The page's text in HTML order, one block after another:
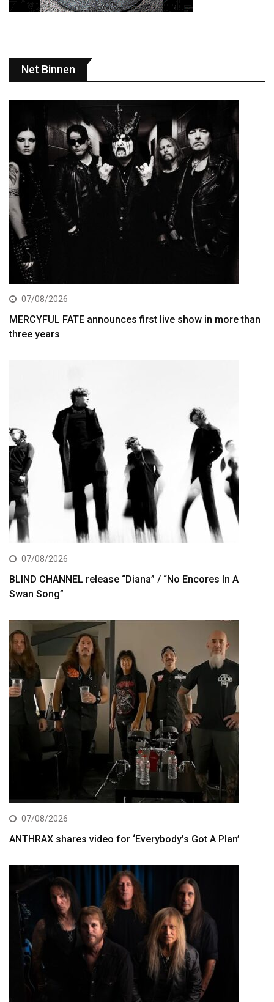
Net Binnen
07/08/2026
MERCYFUL FATE announces first live show in more than
three years
07/08/2026
BLIND CHANNEL release “Diana” / “No Encores In A
Swan Song”
07/08/2026
ANTHRAX shares video for ‘Everybody’s Got A Plan’